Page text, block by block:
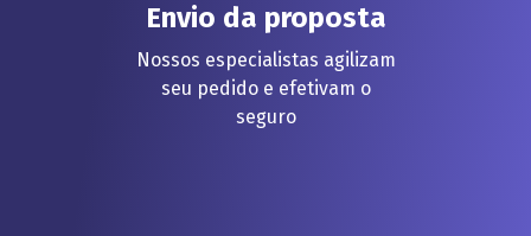
Envio da proposta
Nossos especialistas agilizam
seu pedido e efetivam o
seguro